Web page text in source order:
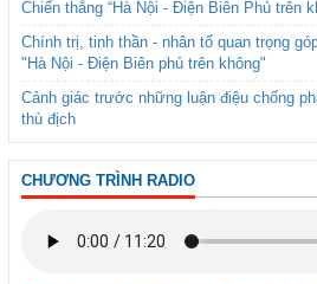
Chiến thắng “Hà Nội - Điện Biên Phủ trên
Chính trị, tinh thần - nhân tố quan trọng
"Hà Nội - Điện Biên phủ trên không"
Cảnh giác trước những luận điệu chống
thù địch
CHƯƠNG TRÌNH RADIO